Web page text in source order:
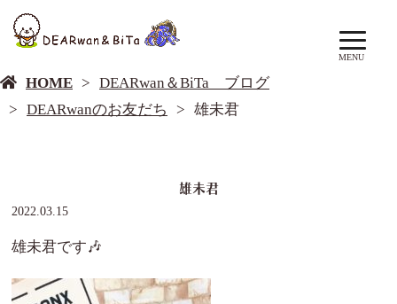
MENU
HOME
DEARwan＆BiTa ブログ
DEARwanのお友だち
雄未君
雄未君
2022.03.15
雄未君です🎶